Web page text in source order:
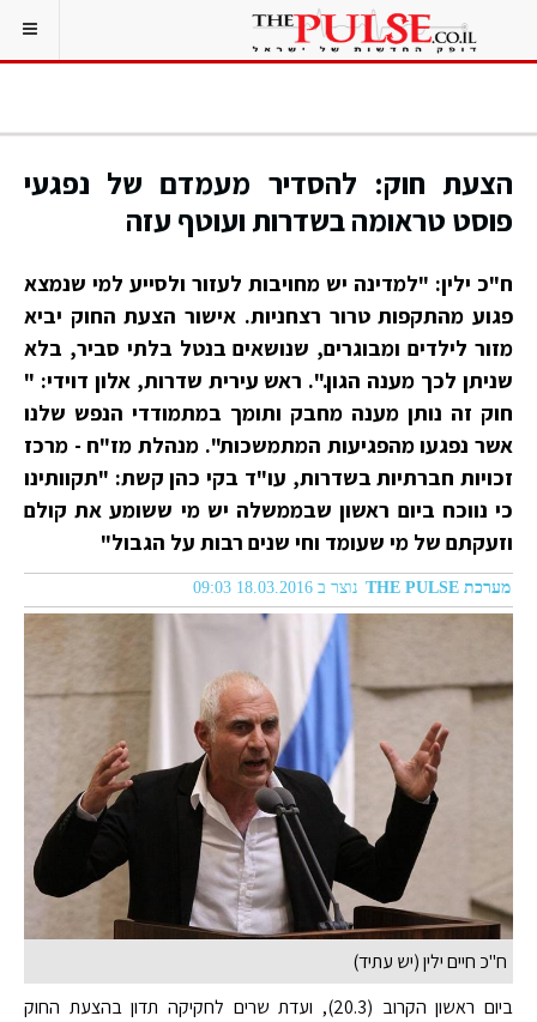
הצעת חוק: להסדיר מעמדם של נפגעי
פוסט טראומה בשדרות ועוטף עזה
ח"כ ילין: "למדינה יש מחויבות לעזור ולסייע למי שנמצא
פגוע מהתקפות טרור רצחניות. אישור הצעת החוק יביא
מזור לילדים ומבוגרים, שנושאים בנטל בלתי סביר, בלא
שניתן לכך מענה הגון.". ראש עירית שדרות, אלון דוידי: "
חוק זה נותן מענה מחבק ותומך במתמודדי הנפש שלנו
אשר נפגעו מהפגיעות המתמשכות". מנהלת מז"ח - מרכז
זכויות חברתיות בשדרות, עו"ד בקי כהן קשת: "תקוותינו
כי נווכח ביום ראשון שבממשלה יש מי ששומע את קולם
וזעקתם של מי שעומד וחי שנים רבות על הגבול"
מערכת THE PULSE נוצר ב 18.03.2016 09:03
ח"כ חיים ילין (יש עתיד)
ביום ראשון הקרוב (20.3), ועדת שרים לחקיקה תדון בהצעת החוק